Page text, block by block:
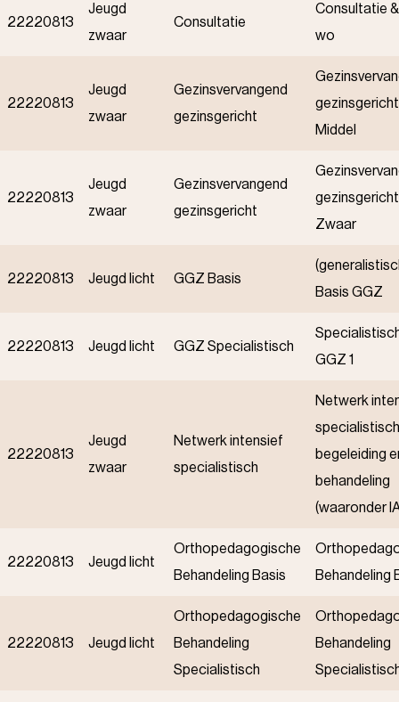
22220813
Jeugd
zwaar
Consultatie
Consultatie
wo
22220813
Jeugd
zwaar
Gezinsvervangend
gezinsgericht
Middel
22220813
Jeugd
zwaar
Gezinsvervangend
gezinsgericht
Zwaar
22220813 Jeugd licht GGZ Basis
Basis GGZ
22220813 Jeugd licht GGZ Specialistisch
GGZ 1
22220813
Jeugd
zwaar
Netwerk intensief
specialistisch
Netwerk
specialistisch
begeleiding
behandeling
(waaronder
22220813 Jeugd licht
Orthopedagogische
Behandeling Basis
Behandeling
22220813 Jeugd licht
Orthopedagogische
Behandeling
Specialistisch
Behandeling